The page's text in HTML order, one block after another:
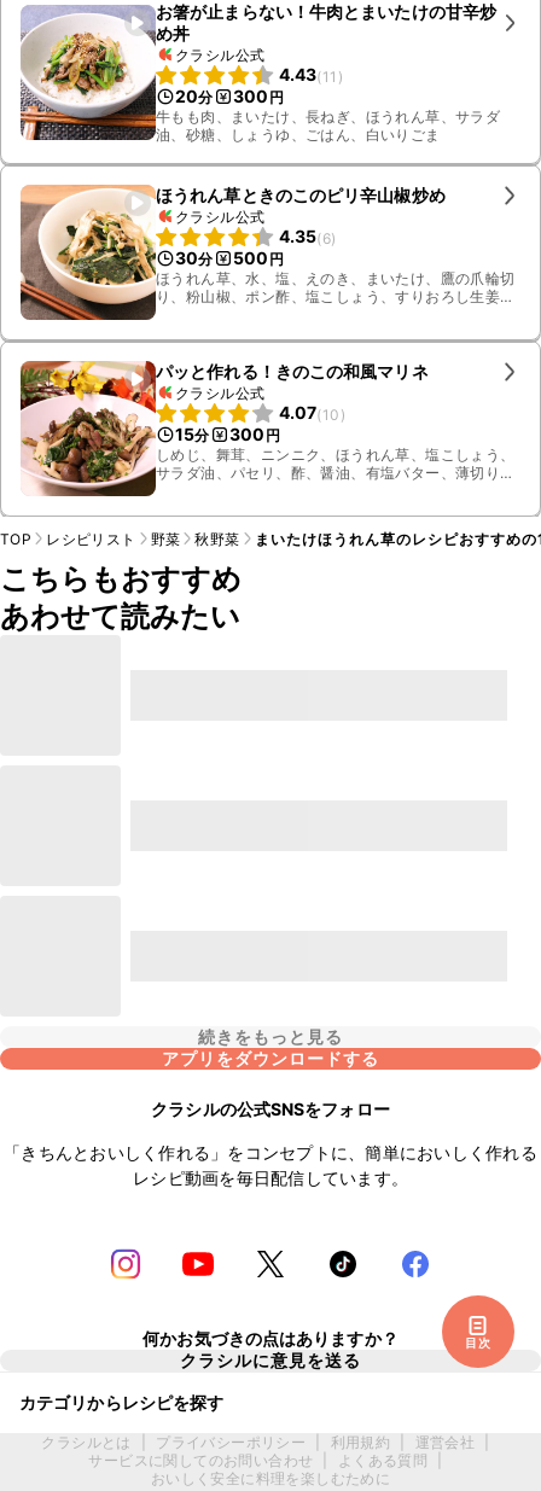
お箸が止まらない！牛肉とまいたけの甘辛炒
め丼
クラシル公式
4.43(11 )
20分 300 円
牛もも肉、まいたけ、長ねぎ、ほうれん草、サラダ
油、砂糖、しょうゆ、ごはん、白いりごま
ほうれん草ときのこのピリ辛山椒炒め
クラシル公式
4.35(6)
30分 500 円
ほうれん草、水、塩、えのき、まいたけ、鷹の爪輪切
り、粉山椒、ポン酢、塩こしょう、すりおろし生姜、
パッと作れる！きのこの和風マリネ
クラシル公式
4.07(10 )
15分 300 円
しめじ、舞茸、ニンニク、ほうれん草、塩こしょう、
サラダ油、パセリ、酢、醤油、有塩バター、薄切り
目次
TOP レシピリスト 野菜 秋野菜 まいたけほうれん草のレシピおすすめ
こちらもおすすめ
あわせて読みたい
続きをもっと見る
アプリをダウンロードする
クラシルの公式SNSをフォロー
「きちんとおいしく作れる」をコンセプトに、簡単においしく作れる
レシピ動画を毎日配信しています。
何かお気づきの点はありますか？
クラシルに意見を送る
カテゴリからレシピを探す
クラシルとは プライバシーポリシー 利用規約 運営会社
サービスに関してのお問い合わせ
よくある質問
おいしく安全に料理を楽しむために